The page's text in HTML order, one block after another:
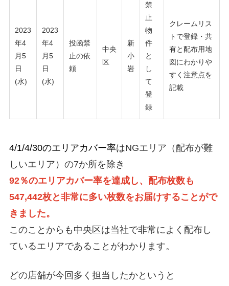
2023
年4
月5
日
(水)
2023
年4
月5
日
(水)
投函禁
止の依
頼
中央
区
新
小
岩
禁
止
物
件
と
し
て
登
録
クレームリス
トで登録・共
有と配布用地
図にわかりや
すく注意点を
記載
4/1/4/30のエリアカバー率はNGエリア（配布が難
しいエリア）の7か所を除き
92％のエリアカバー率を達成し、配布枚数も
547,442枚と非常に多い枚数をお届けすることがで
きました。
このことからも中央区は当社で非常によく配布し
ているエリアであることがわかります。
どの店舗が今回多く担当したかというと